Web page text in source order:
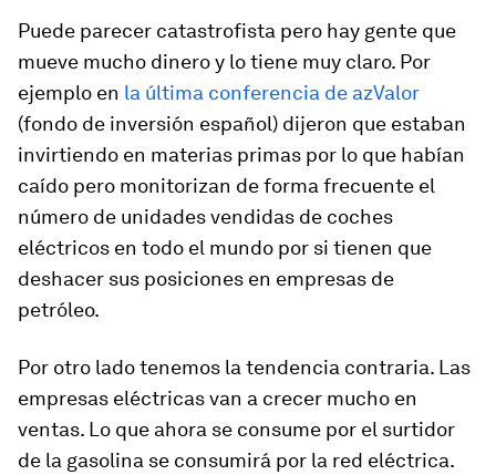
Puede parecer catastrofista pero hay gente que
mueve mucho dinero y lo tiene muy claro. Por
ejemplo en la última conferencia de azValor
(fondo de inversión español) dijeron que estaban
invirtiendo en materias primas por lo que habían
caído pero monitorizan de forma frecuente el
número de unidades vendidas de coches
eléctricos en todo el mundo por si tienen que
deshacer sus posiciones en empresas de
petróleo.
Por otro lado tenemos la tendencia contraria. Las
empresas eléctricas van a crecer mucho en
ventas. Lo que ahora se consume por el surtidor
de la gasolina se consumirá por la red eléctrica.